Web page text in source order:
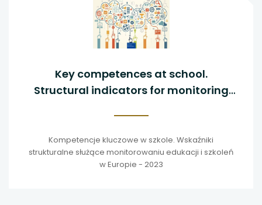
Key competences at school.
Structural indicators for monitoring
Kompetencje kluczowe w szkole. Wskaźniki
strukturalne służące monitorowaniu edukacji i szkoleń
w Europie - 2023